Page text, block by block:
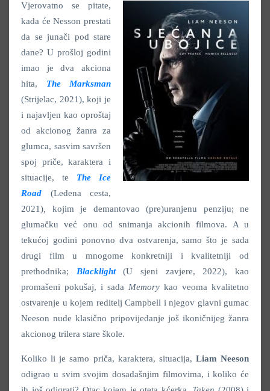
Vjerovatno se pitate,
kada će Nesson prestati
da se junači pod stare
dane? U prošloj godini
imao je dva akciona
hita, The Marksman
(Strijelac, 2021), koji je
i najavljen kao oproštaj
od akcionog žanra za
glumca, sasvim savršen
spoj priče, karaktera i
situacije, te The Ice
Road (Ledena cesta,
2021)
kojim je demantovao (pre)uranjenu penziju; ne
glumačku već onu od snimanja akcionih filmova. A u
tekućoj godini ponovno dva ostvarenja, samo što je sada
drugi film u mnogome konkretniji i kvalitetniji od
prethodnika; Blacklight
(U sjeni zavjere, 2022), kao
promašeni pokušaj, i sada Memory kao veoma kvalitetno
ostvarenje u kojem reditelj Campbell i njegov glavni gumac
Neeson nude klasično pripovijedanje još ikoničnijeg žanra
akcionog trilera stare škole.
Koliko li je samo priča, karaktera, situacija, Liam Neeson
odigrao u svim svojim dosadašnjim filmovima, i koliko će